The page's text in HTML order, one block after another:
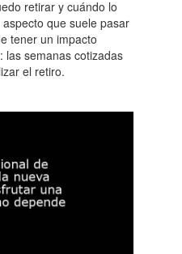
retirar y cuándo lo
que suele pasar
tener un impacto
las semanas cotizadas
el retiro.